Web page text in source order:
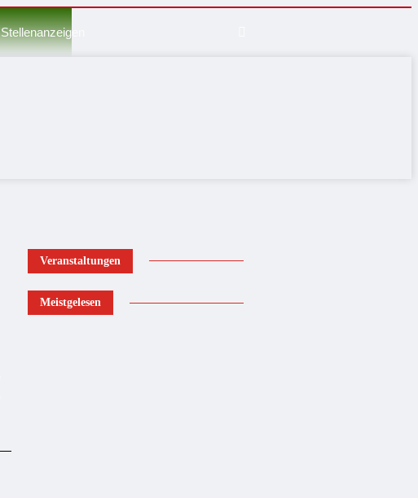
Stellenanzeigen
Veranstaltungen
Meistgelesen